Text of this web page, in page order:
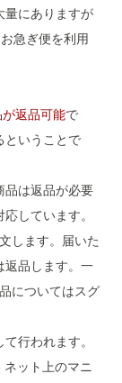
量にありますが
急ぎ便を利用
返品可能で
ということで
品は返品が必要
しています。
します。届いた
返品します。一
についてはスグ
行われます。
ット上のマニ